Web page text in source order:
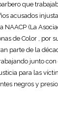
que
acusados
NAACP (La
de Color , por
parte de la
junto
para las
negros y